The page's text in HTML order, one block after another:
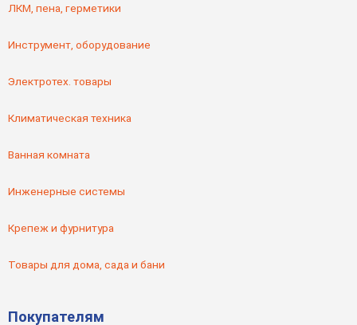
ЛКМ, пена, герметики
Инструмент, оборудование
Электротех. товары
Климатическая техника
Ванная комната
Инженерные системы
Крепеж и фурнитура
Товары для дома, сада и бани
Покупателям